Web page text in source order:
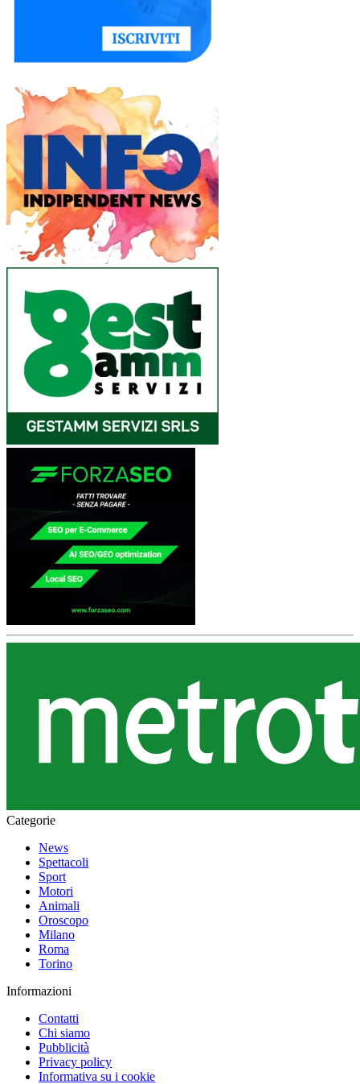
Categorie
News
Spettacoli
Sport
Motori
Animali
Oroscopo
Milano
Roma
Torino
Informazioni
Contatti
Chi siamo
Pubblicità
Privacy policy
Informativa su i cookie